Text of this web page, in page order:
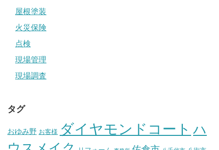
屋根塗装
火災保険
点検
現場管理
現場調査
タグ
おゆみ野 お客様 ダイヤモンドコート ハ